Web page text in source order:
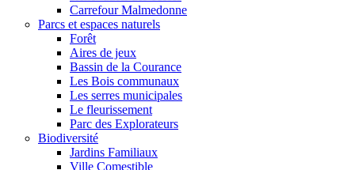
Carrefour Malmedonne
Parcs et espaces naturels
Forêt
Aires de jeux
Bassin de la Courance
Les Bois communaux
Les serres municipales
Le fleurissement
Parc des Explorateurs
Biodiversité
Jardins Familiaux
Ville Comestible